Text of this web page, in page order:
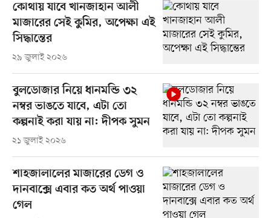
কোথায় যাবে খানজাহান আলী
মাজারের সেই কুমির, অপেক্ষা এই
সিদ্ধান্তের
২৯ জুলাই ২০২৬
বুলডোজার নিয়ে ধানমন্ডি ৩২
নম্বর ভাঙতে যাবে, এটা তো
কল্পনাই করা যায় না: দীপক সুমন
২১ জুলাই ২০২৬
শাহজালালের মাজারের ডেগ ও
দানবাক্সে এবার কত অর্থ পাওয়া
গেল